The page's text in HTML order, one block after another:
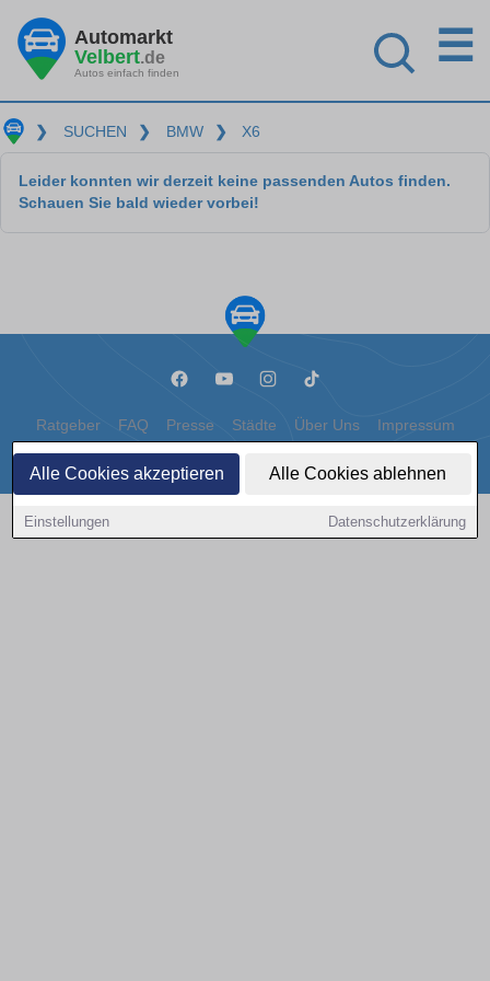
Alle Cookies akzeptieren Alle Cookies ablehnen
Einstellungen Datenschutzerklärung
Automarkt
Velbert.de
Autos einfach finden
☰
❯ SUCHEN ❯ BMW ❯ X6
Leider konnten wir derzeit keine passenden Autos finden.
Schauen Sie bald wieder vorbei!
Ratgeber FAQ Presse Städte Über Uns Impressum
Datenschutz Cookies
Copyright © 2000 - 2026 | 1A Infosysteme GmbH | Content by: 1a-sites-autos